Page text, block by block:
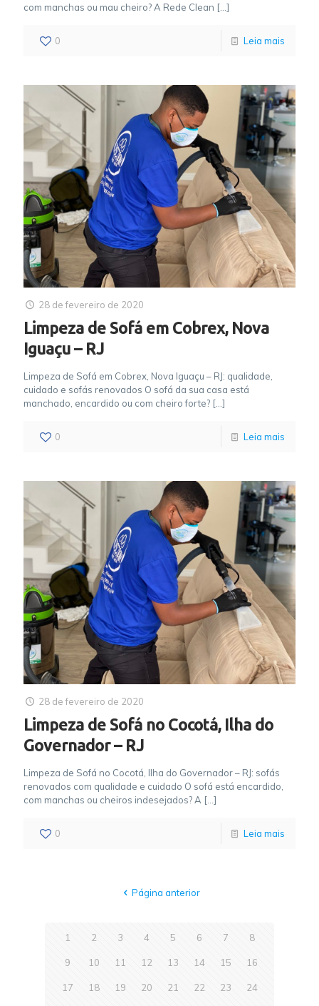
com manchas ou mau cheiro? A Rede Clean […]
0 Leia mais
28 de fevereiro de 2020
Limpeza de Sofá em Cobrex, Nova
Iguaçu – RJ
Limpeza de Sofá em Cobrex, Nova Iguaçu – RJ: qualidade,
cuidado e sofás renovados O sofá da sua casa está
manchado, encardido ou com cheiro forte? […]
0 Leia mais
28 de fevereiro de 2020
Limpeza de Sofá no Cocotá, Ilha do
Governador – RJ
Limpeza de Sofá no Cocotá, Ilha do Governador – RJ: sofás
renovados com qualidade e cuidado O sofá está encardido,
com manchas ou cheiros indesejados? A […]
0 Leia mais
Página anterior
1 2 3 4 5 6 7 8
9 10 11 12 13 14 15 16
17 18 19 20 21 22 23 24